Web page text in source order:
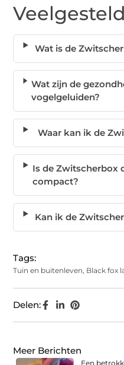
Wat is de
Wat zijn de
vogelgeluiden?
Waar kan ik de
Is de Zwitscherbox
compact?
Kan ik de
Tags:
Tuin en buitenleven, Black fox
Delen:
Meer Berichten
Een